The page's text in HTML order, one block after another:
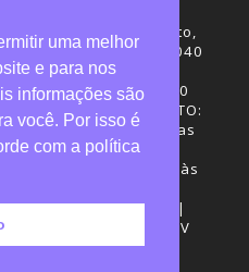
Visconde de Ouro Preto,
Centro - CEP: 88020-040
Florianópolis - SC
(48) 3665-4600
DE FUNCIONAMENTO:
de Atendimento: das
12h30 às 18h
administrativa: 7h30 às
CIASC |
do conteúdo: IPREV
uma melhor
e para nos
informações são
você. Por isso é
com a política